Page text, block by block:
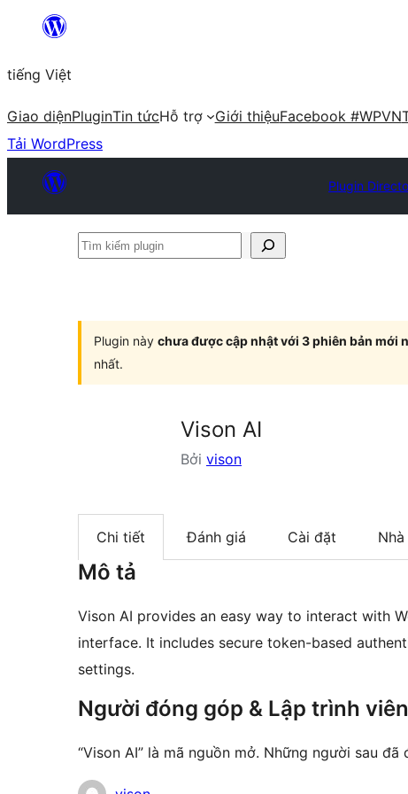
Chuyển
phần
nội
dung
tiếng Việt
Giao diệnPluginTin tứcHỗ trợ Giới thiệuFacebook #WPVN
Tải WordPress
Plugin
Tìm
Plugin này chưa được cập nhật với 3 phiên bản mới
nhất.
Vison AI
Bởi vison
Chi tiết Đánh giá Cài đặt
Mô tả
Vison AI provides an easy way to interact with
interface. It includes secure token-based
settings.
Người đóng góp & Lập trình viên
“Vison AI” là mã nguồn mở. Những người sau